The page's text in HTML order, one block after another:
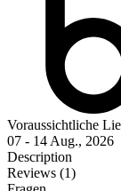
Voraussichtliche
07 - 14 Aug., 2026
Description
Reviews (1)